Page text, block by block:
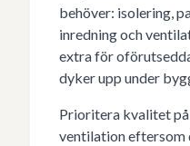
behöver: isolering,
inredning och
extra för
dyker upp under
Prioritera kvalitet
ventilation eftersom